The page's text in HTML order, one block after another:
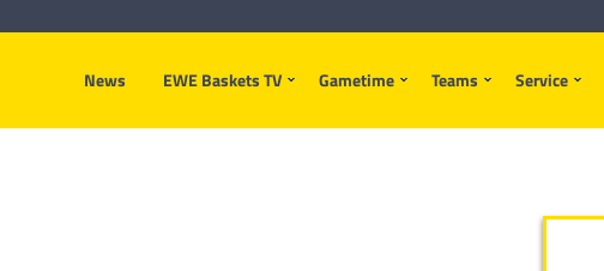
News EWE Baskets TV Gametime Teams Service